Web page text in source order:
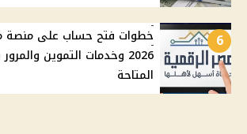
6
خطوات فتح حساب على منصة
2026 وخدمات التموين
المتاحة